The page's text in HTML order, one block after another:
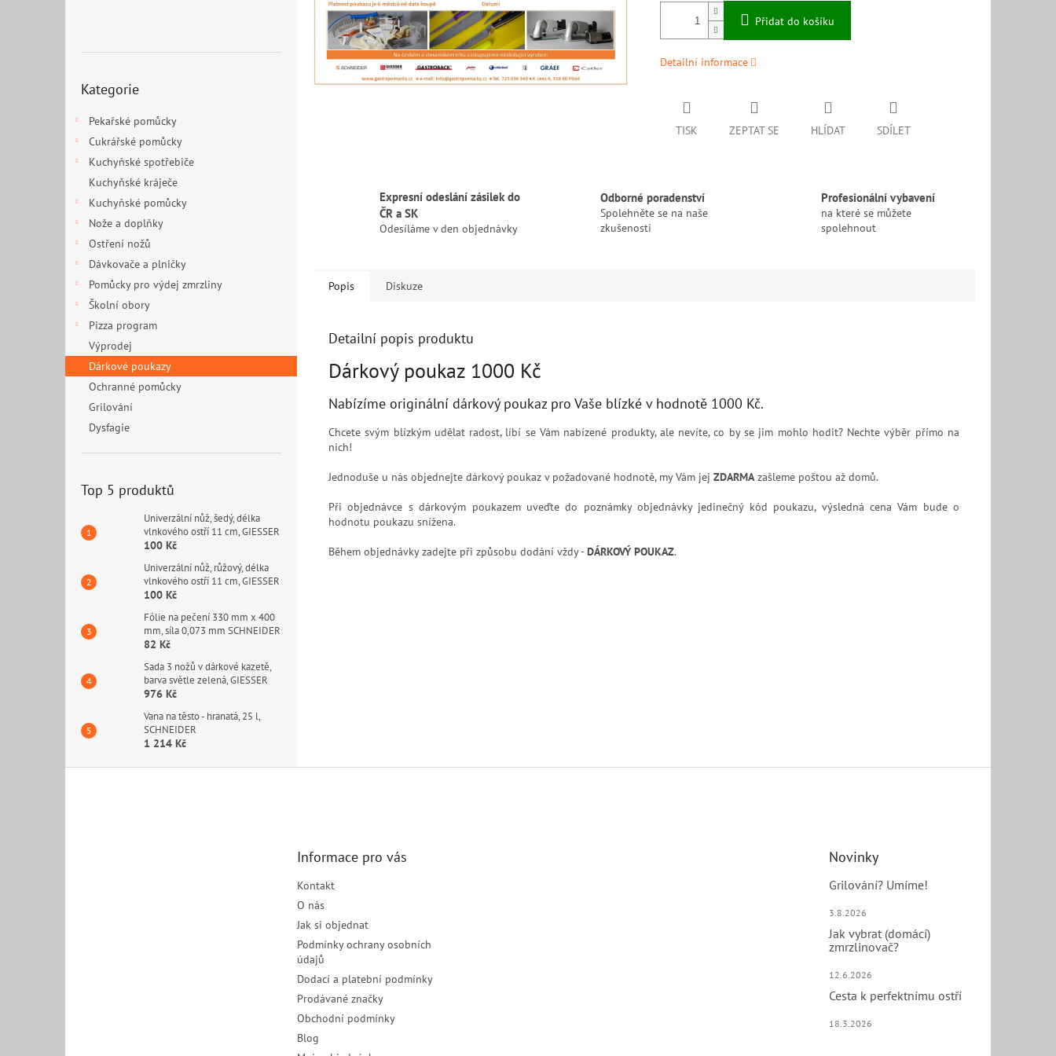
kategorie
Kategorie
Pekařské pomůcky
Cukrářské pomůcky
Kuchyňské spotřebiče
Kuchyňské kráječe
Kuchyňské pomůcky
Nože a doplňky
Ostření nožů
Dávkovače a plničky
Pomůcky pro výdej zmrzliny
Školní obory
Pizza program
Výprodej
Dárkové poukazy
Ochranné pomůcky
Grilování
Dysfagie
Top 5 produktů
Univerzální nůž, šedý, délka
vlnkového ostří 11 cm, GIESSER
100 Kč
Univerzální nůž, růžový, délka
vlnkového ostří 11 cm, GIESSER
100 Kč
Fólie na pečení 330 mm x 400
mm, síla 0,073 mm SCHNEIDER
82 Kč
Sada 3 nožů v dárkové kazetě,
barva světle zelená, GIESSER
976 Kč
Vana na těsto - hranatá, 25 l,
SCHNEIDER
1 214 Kč
Přidat do košíku
Detailní informace
TISK ZEPTAT SE HLÍDAT SDÍLET
Expresní odeslání zásilek do
ČR a SK
Odesíláme v den objednávky
Odborné poradenství
Spolehněte se na naše
zkušenosti
Profesionální vybavení
na které se můžete
spolehnout
Popis Diskuze
Detailní popis produktu
Dárkový poukaz 1000 Kč
Nabízíme originální dárkový poukaz pro Vaše blízké v hodnotě 1000 Kč.
Chcete svým blízkým udělat radost, líbí se Vám nabízené produkty, ale nevíte, co by se jim mohlo hodit? Nechte výběr přímo na
nich!
Jednoduše u nás objednejte dárkový poukaz v požadované hodnotě, my Vám jej ZDARMAzašleme poštou až domů.
Při objednávce s dárkovým poukazem uveďte do poznámky objednávky jedinečný kód poukazu, výsledná cena Vám bude o
hodnotu poukazu snížena.
Během objednávky zadejte při způsobu dodání vždy -DÁRKOVÝ POUKAZ.
Informace pro vás
Kontakt
O nás
Jak si objednat
Podmínky ochrany osobních
údajů
Dodací a platební podmínky
Prodávané značky
Obchodní podmínky
Blog
Novinky
Grilování? Umíme!
3.8.2026
Jak vybrat (domácí)
zmrzlinovač?
12.6.2026
Cesta k perfektnímu ostří
18.3.2026